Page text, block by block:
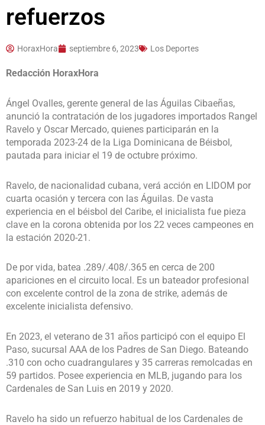
refuerzos
HoraxHora septiembre 6, 2023 Los Deportes
Redacción HoraxHora
Ángel Ovalles, gerente general de las Águilas Cibaeñas,
anunció la contratación de los jugadores importados Rangel
Ravelo y Oscar Mercado, quienes participarán en la
temporada 2023-24 de la Liga Dominicana de Béisbol,
pautada para iniciar el 19 de octubre próximo.
Ravelo, de nacionalidad cubana, verá acción en LIDOM por
cuarta ocasión y tercera con las Águilas. De vasta
experiencia en el béisbol del Caribe, el inicialista fue pieza
clave en la corona obtenida por los 22 veces campeones en
la estación 2020-21.
De por vida, batea .289/.408/.365 en cerca de 200
apariciones en el circuito local. Es un bateador profesional
con excelente control de la zona de strike, además de
excelente inicialista defensivo.
En 2023, el veterano de 31 años participó con el equipo El
Paso, sucursal AAA de los Padres de San Diego. Bateando
.310 con ocho cuadrangulares y 35 carreras remolcadas en
59 partidos. Posee experiencia en MLB, jugando para los
Cardenales de San Luis en 2019 y 2020.
Ravelo ha sido un refuerzo habitual de los Cardenales de